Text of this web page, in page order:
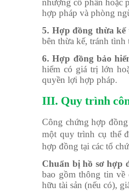
nhượng cổ phần hoặc
hợp pháp và phòng
5. Hợp đồng thừa kế
bên thừa kế, tránh
6. Hợp đồng bảo
hiểm có giá trị lớn
quyền lợi hợp pháp.
III. Quy trình
Công chứng hợp
một quy trình cụ thể
hợp đồng tại các tổ
Chuẩn bị hồ sơ hợp
bao gồm thông tin về
hữu tài sản (nếu có),